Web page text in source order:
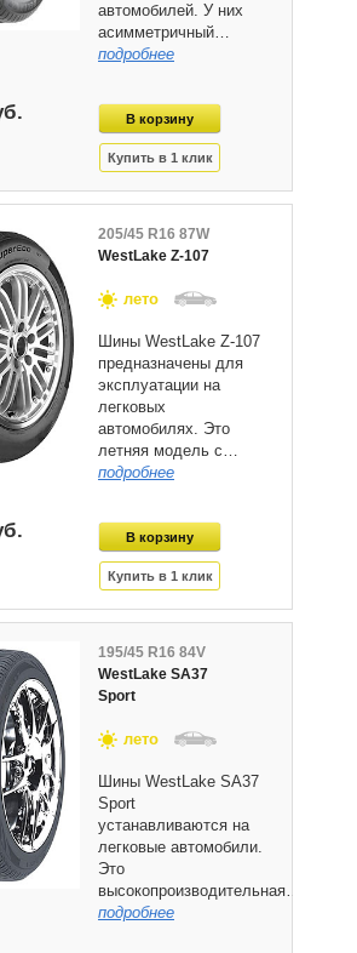
автомобилей. У них
асимметричный…
подробнее
205/45 R16 87W
WestLake Z-107
лето
Шины WestLake Z-107
предназначены для
эксплуатации на
легковых
автомобилях. Это
летняя модель с…
подробнее
195/45 R16 84V
WestLake SA37
Sport
лето
Шины WestLake SA37
Sport
устанавливаются на
легковые автомобили.
Это
высокопроизводительная…
подробнее